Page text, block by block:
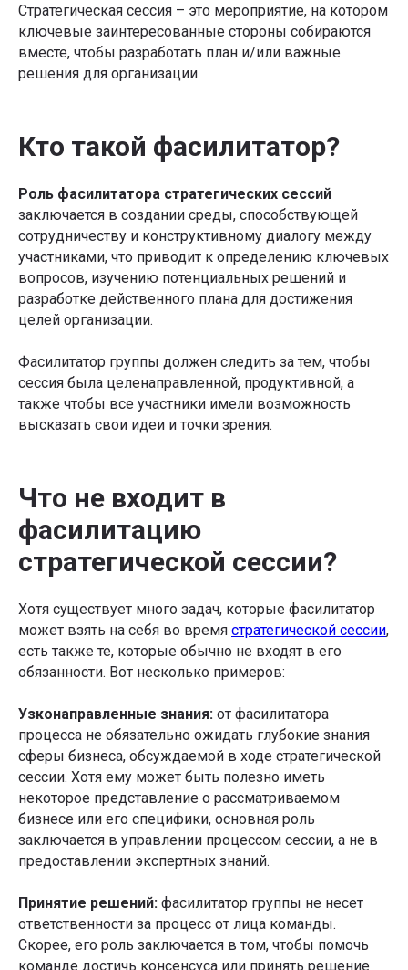
Стратегическая сессия – это мероприятие, на котором
ключевые заинтересованные стороны собираются
вместе, чтобы разработать план и/или важные
решения для организации.
Кто такой фасилитатор?
Роль фасилитатора стратегических сессий
заключается в создании среды, способствующей
сотрудничеству и конструктивному диалогу между
участниками, что приводит к определению ключевых
вопросов, изучению потенциальных решений и
разработке действенного плана для достижения
целей организации.
Фасилитатор группы должен следить за тем, чтобы
сессия была целенаправленной, продуктивной, а
также чтобы все участники имели возможность
высказать свои идеи и точки зрения.
Что не входит в
фасилитацию
стратегической сессии?
Хотя существует много задач, которые фасилитатор
может взять на себя во время стратегической сессии,
есть также те, которые обычно не входят в его
обязанности. Вот несколько примеров:
Узконаправленные знания: от фасилитатора
процесса не обязательно ожидать глубокие знания
сферы бизнеса, обсуждаемой в ходе стратегической
сессии. Хотя ему может быть полезно иметь
некоторое представление о рассматриваемом
бизнесе или его специфики, основная роль
заключается в управлении процессом сессии, а не в
предоставлении экспертных знаний.
Принятие решений: фасилитатор группы не несет
ответственности за процесс от лица команды.
Скорее, его роль заключается в том, чтобы помочь
команде достичь консенсуса или принять решение